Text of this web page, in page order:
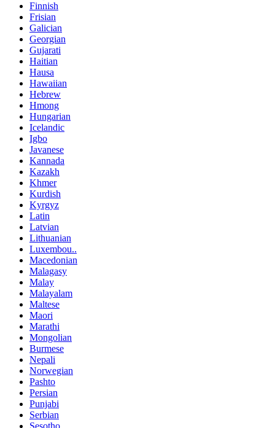
Finnish
Frisian
Galician
Georgian
Gujarati
Haitian
Hausa
Hawaiian
Hebrew
Hmong
Hungarian
Icelandic
Igbo
Javanese
Kannada
Kazakh
Khmer
Kurdish
Kyrgyz
Latin
Latvian
Lithuanian
Luxembou..
Macedonian
Malagasy
Malay
Malayalam
Maltese
Maori
Marathi
Mongolian
Burmese
Nepali
Norwegian
Pashto
Persian
Punjabi
Serbian